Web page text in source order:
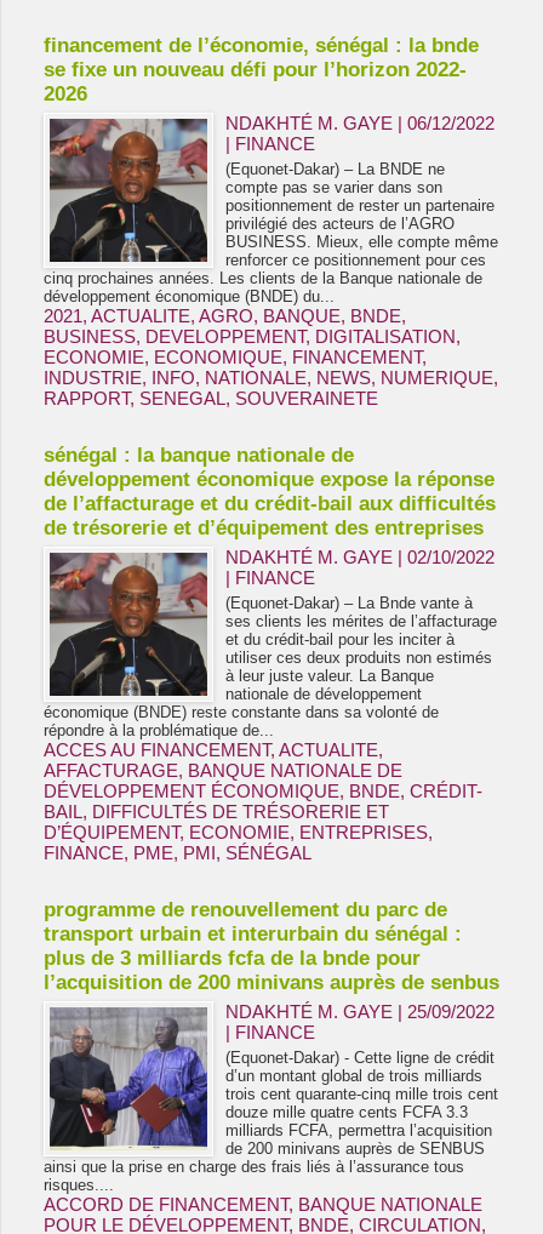
financement de l’économie, sénégal : la bnde
se fixe un nouveau défi pour l’horizon 2022-
2026
NDAKHTÉ M. GAYE | 06/12/2022
| FINANCE
(Equonet-Dakar) – La BNDE ne
compte pas se varier dans son
positionnement de rester un partenaire
privilégié des acteurs de l’AGRO
BUSINESS. Mieux, elle compte même
renforcer ce positionnement pour ces
cinq prochaines années. Les clients de la Banque nationale de
développement économique (BNDE) du...
2021, ACTUALITE, AGRO, BANQUE, BNDE,
BUSINESS, DEVELOPPEMENT, DIGITALISATION,
ECONOMIE, ECONOMIQUE, FINANCEMENT,
INDUSTRIE, INFO, NATIONALE, NEWS, NUMERIQUE,
RAPPORT, SENEGAL, SOUVERAINETE
sénégal : la banque nationale de
développement économique expose la réponse
de l’affacturage et du crédit-bail aux difficultés
de trésorerie et d’équipement des entreprises
NDAKHTÉ M. GAYE | 02/10/2022
| FINANCE
(Equonet-Dakar) – La Bnde vante à
ses clients les mérites de l’affacturage
et du crédit-bail pour les inciter à
utiliser ces deux produits non estimés
à leur juste valeur. La Banque
nationale de développement
économique (BNDE) reste constante dans sa volonté de
répondre à la problématique de...
ACCES AU FINANCEMENT, ACTUALITE,
AFFACTURAGE, BANQUE NATIONALE DE
DÉVELOPPEMENT ÉCONOMIQUE, BNDE, CRÉDIT-
BAIL, DIFFICULTÉS DE TRÉSORERIE ET
D’ÉQUIPEMENT, ECONOMIE, ENTREPRISES,
FINANCE, PME, PMI, SÉNÉGAL
programme de renouvellement du parc de
transport urbain et interurbain du sénégal :
plus de 3 milliards fcfa de la bnde pour
l’acquisition de 200 minivans auprès de senbus
NDAKHTÉ M. GAYE | 25/09/2022
| FINANCE
(Equonet-Dakar) - Cette ligne de crédit
d’un montant global de trois milliards
trois cent quarante-cinq mille trois cent
douze mille quatre cents FCFA 3.3
milliards FCFA, permettra l’acquisition
de 200 minivans auprès de SENBUS
ainsi que la prise en charge des frais liés à l’assurance tous
risques....
ACCORD DE FINANCEMENT, BANQUE NATIONALE
POUR LE DÉVELOPPEMENT, BNDE, CIRCULATION,